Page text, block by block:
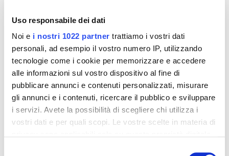
Uso responsabile dei dati
Noi e i nostri 1022 partner trattiamo i vostri dati
personali, ad esempio il vostro numero IP, utilizzando
tecnologie come i cookie per memorizzare e accedere
alle informazioni sul vostro dispositivo al fine di
pubblicare annunci e contenuti personalizzati, misurare
gli annunci e i contenuti, ricercare il pubblico e sviluppare
i servizi. Avete la possibilità di scegliere chi utilizza i
vostri dati e per quali scopi. Le vostre scelte in materia di
al farmacista.
Conservazione:
Conservare a temperatura non superiore a 30°C.
La data di scadenza si riferisce al prodotto integro e
correttamente conservato.
Il prodotto ha una validità di 6 mesi dopo la prima
apertura.
La data di scadenza è riportata sulla confezione.
Formato:
Tubo da 50 g.